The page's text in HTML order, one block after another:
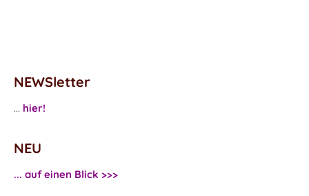
NEWSletter
... hier!
NEU
... auf einen Blick >>>